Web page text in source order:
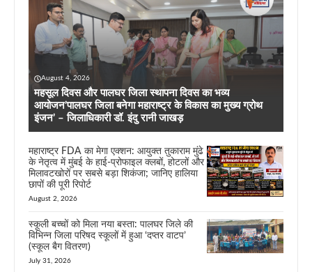
August 4, 2026
महसूल दिवस और पालघर जिला स्थापना दिवस का भव्य
आयोजन’पालघर जिला बनेगा महाराष्ट्र के विकास का मुख्य ग्रोथ
इंजन’ – जिलाधिकारी डॉ. इंदु रानी जाखड़
महाराष्ट्र FDA का मेगा एक्शन: आयुक्त तुकाराम मुंढे
के नेतृत्व में मुंबई के हाई-प्रोफाइल क्लबों, होटलों और
मिलावटखोरों पर सबसे बड़ा शिकंजा; जानिए हालिया
छापों की पूरी रिपोर्ट
August 2, 2026
स्कूली बच्चों को मिला नया बस्ता: पालघर जिले की
विभिन्न जिला परिषद स्कूलों में हुआ ‘दप्तर वाटप’
(स्कूल बैग वितरण)
July 31, 2026